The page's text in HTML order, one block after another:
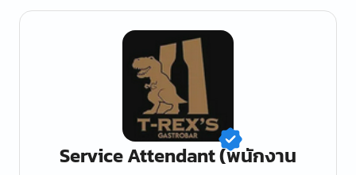
Service Attendant (พนักงาน